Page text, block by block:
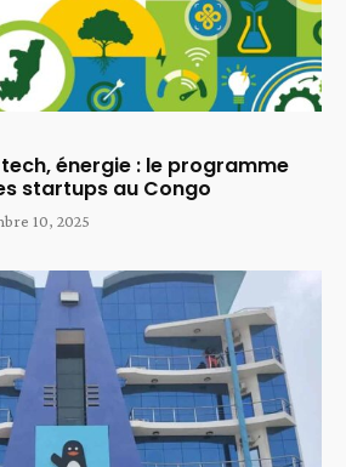
énergie : le programme
startups au Congo
10, 2025